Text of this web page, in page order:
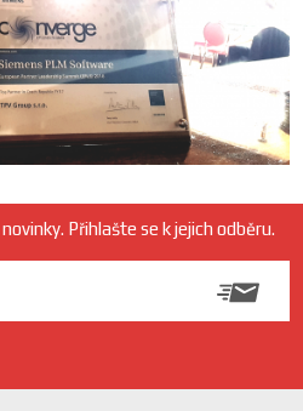
Přihlašte se k jejich odběru.